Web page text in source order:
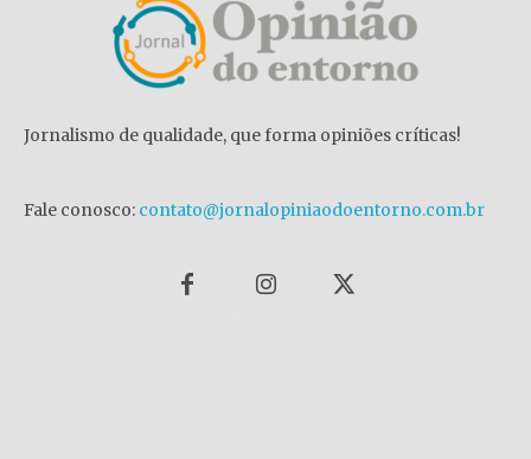
Jornalismo de qualidade, que forma opiniões críticas!
Fale conosco: contato@jornalopiniaodoentorno.com.br